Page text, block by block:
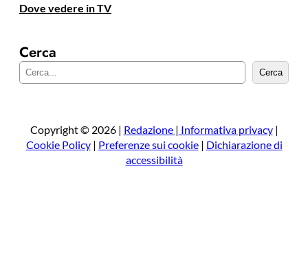
Dove vedere in TV
Cerca
e
a
Cerca
Copyright © 2026 | Redazione | Informativa privacy|
Cookie Policy| Preferenze sui cookie| Dichiarazione di
accessibilità